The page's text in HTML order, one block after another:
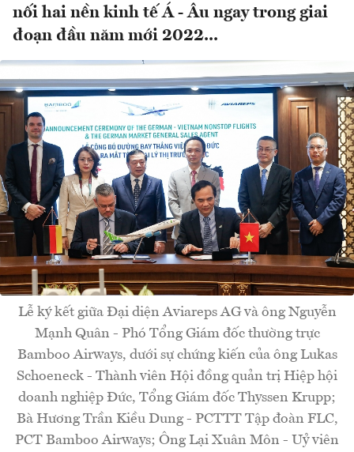
nối hai nền kinh tế Á - Âu ngay trong giai
đoạn đầu năm mới 2022...
Lễ ký kết giữa Đại diện Aviareps AG và ông Nguyễn
Mạnh Quân - Phó Tổng Giám đốc thường trực
Bamboo Airways, dưới sự chứng kiến của ông Lukas
Schoeneck - Thành viên Hội đồng quản trị Hiệp hội
doanh nghiệp Đức, Tổng Giám đốc Thyssen Krupp;
Bà Hương Trần Kiều Dung - PCTTT Tập đoàn FLC,
PCT Bamboo Airways; Ông Lại Xuân Môn - Uỷ viên